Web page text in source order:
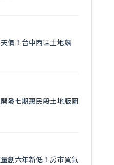
價！台中西區土地飆
發七期惠民段土地版圖
創六年新低！房市買氣